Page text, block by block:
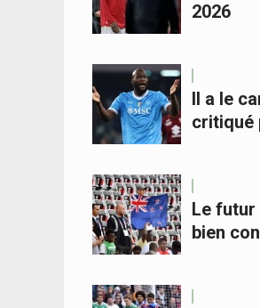
2026
Il a le
critiqué
Le futur
bien